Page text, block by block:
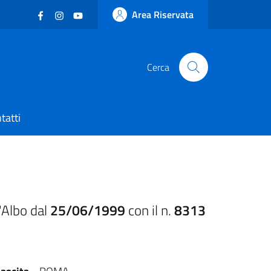
Facebook
(nuova scheda - new tab)
Instagram
(nuova scheda - new tab)
YouTube
(nuova scheda - new tab)
Area Riservata
Cerca
dal 25/06/1999 con il n.8313